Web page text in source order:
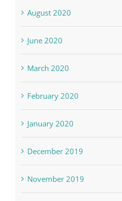
August 2020
June 2020
March 2020
February 2020
January 2020
December 2019
November 2019